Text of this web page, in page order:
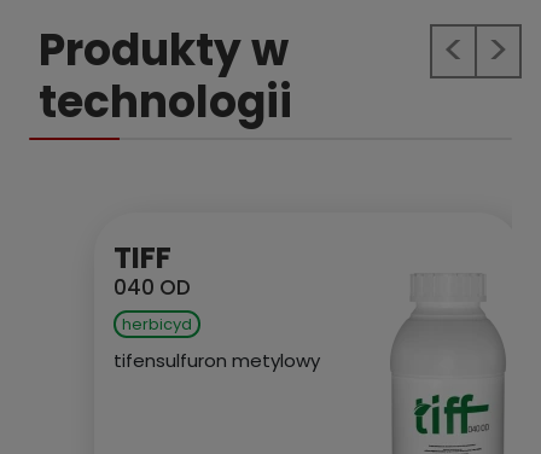
Produkty w
technologii
PreviousNext
TIFF
040 OD
herbicyd
tifensulfuron metylowy